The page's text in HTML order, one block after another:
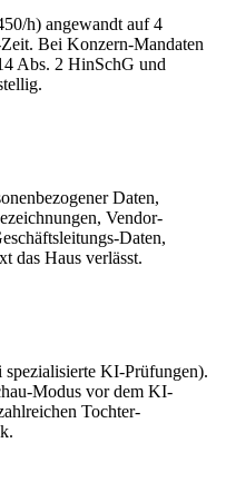
h) angewandt auf 4
Bei Konzern-Mandaten
Abs. 2 HinSchG und
Daten,
Vendor-
Daten,
das Haus verlässt.
KI-Prüfungen).
Modus vor dem KI-
Tochter-